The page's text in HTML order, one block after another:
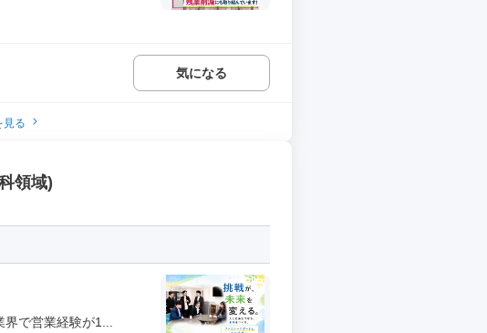
気になる
見る
領域)
で営業経験が1...